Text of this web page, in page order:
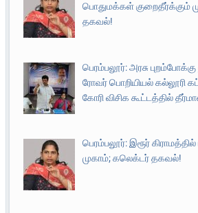
பொதுமக்கள் குறைதீர்க்கும்
தகவல்!
பெரம்பலூர்: அரசு புறம்போக்கு
ரோவர் பொறியியல் கல்லூரி
கோரி விசிக கூட்டத்தில்
பெரம்பலூர்: இரூர்
முகாம்; கலெக்டர் தகவல்!